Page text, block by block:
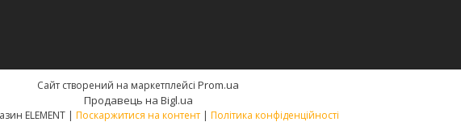
Сайт створений на маркетплейсі Prom.ua
Продавець на Bigl.ua
Інтернет-магазин ELEMENT | Поскаржитися на контент | Політика конфіденційності